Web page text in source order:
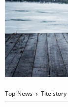
Top-News Titelstory